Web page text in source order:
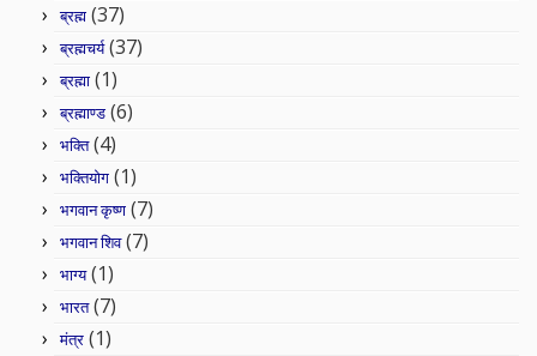
ब्रह्म (37)
ब्रह्मचर्य(37)
ब्रह्मा (1)
ब्रह्माण्ड (6)
भक्ति(4)
भक्तियोग (1)
भगवान कृष्ण (7)
भगवान शिव(7)
भाग्य(1)
भारत(7)
मंत्र (1)